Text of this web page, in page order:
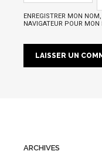
ENREGISTRER MON
NAVIGATEUR POUR MON
ARCHIVES